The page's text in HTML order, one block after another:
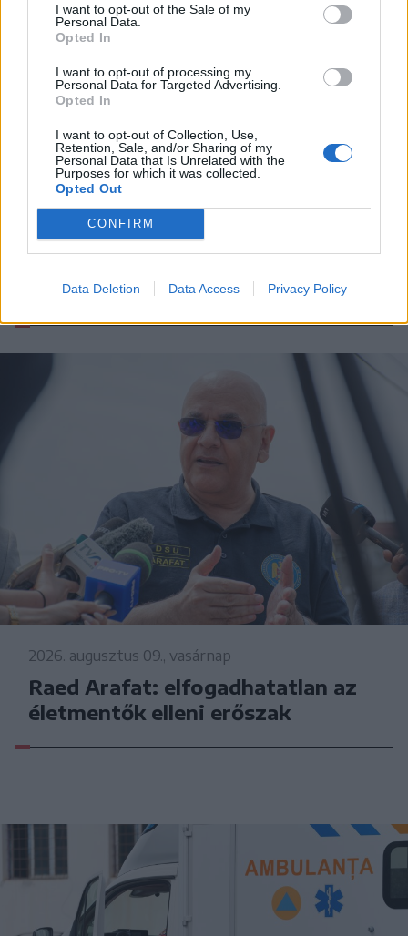
I want to opt-out of the Sale of my
Personal Data.
Opted In
I want to opt-out of processing my
Personal Data for Targeted Advertising.
Opted In
I want to opt-out of Collection, Use,
Retention, Sale, and/or Sharing of my
Personal Data that Is Unrelated with the
Purposes for which it was collected.
Opted Out
CONFIRM
Data Deletion Data Access Privacy Policy
2026. augusztus 09., vasárnap
megtámadott mentőautó ügyében
2026. augusztus 09., vasárnap
Raed Arafat: elfogadhatatlan az
életmentők elleni erőszak